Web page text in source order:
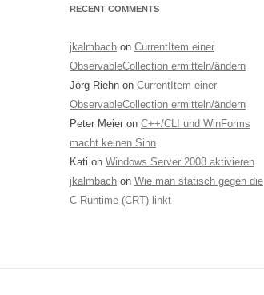
RECENT COMMENTS
jkalmbach on CurrentItem einer
ObservableCollection ermitteln/ändern
Jörg Riehn on CurrentItem einer
ObservableCollection ermitteln/ändern
Peter Meier on C++/CLI und WinForms
macht keinen Sinn
Kati on Windows Server 2008 aktivieren
jkalmbach on Wie man statisch gegen die
C-Runtime (CRT) linkt